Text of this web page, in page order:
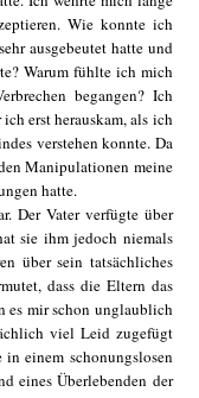
Wie konnte ich
ausgebeutet hatte und
Warum fühlte ich mich
begangen? Ich
erst herauskam, als ich
verstehen konnte. Da
Manipulationen meine
hatte.
Der Vater verfügte über
sie ihm jedoch niemals
über sein tatsächliches
dass die Eltern das
es mir schon unglaublich
viel Leid zugefügt
einem schonungslosen
eines Überlebenden der